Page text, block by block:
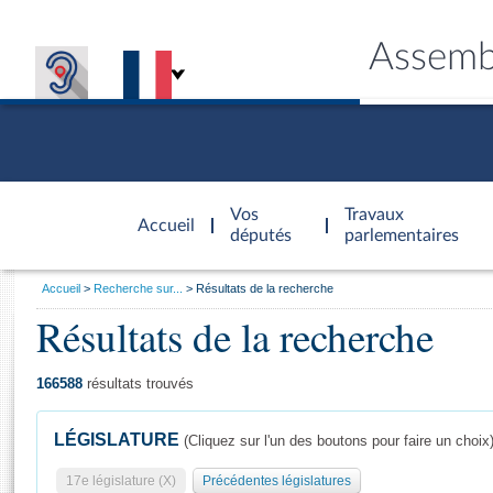
Accueil
d'accueil
Vos
députés
Travaux
parlementaires
Général
Vous
Accueil Recherche sur... Résultats de la recherche
Résultats de la recherche
166588 résultats trouvés
LÉGISLATURE (Cliquez sur l'un des boutons pour faire un choix)
17e législature (X) Précédentes législatures